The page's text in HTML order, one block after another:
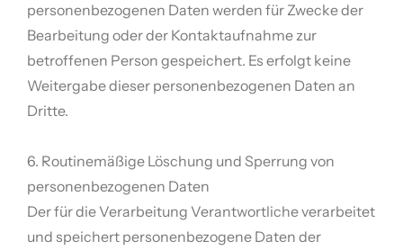
personenbezogenen Daten werden für Zwecke der
Bearbeitung oder der Kontaktaufnahme zur
betroffenen Person gespeichert. Es erfolgt keine
Weitergabe dieser personenbezogenen Daten an
Dritte.
6. Routinemäßige Löschung und Sperrung von
personenbezogenen Daten
Der für die Verarbeitung Verantwortliche verarbeitet
und speichert personenbezogene Daten der